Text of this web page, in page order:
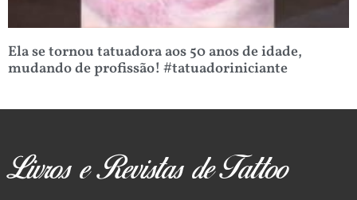
Ela se tornou tatuadora aos 50 anos de idade,
mudando de profissão! #tatuadoriniciante
Livros e Revistas de Tattoo